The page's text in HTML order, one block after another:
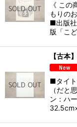
《 こ
もりの
■出版
版「こ
【古本
■タイ
（だと
ン：ハ